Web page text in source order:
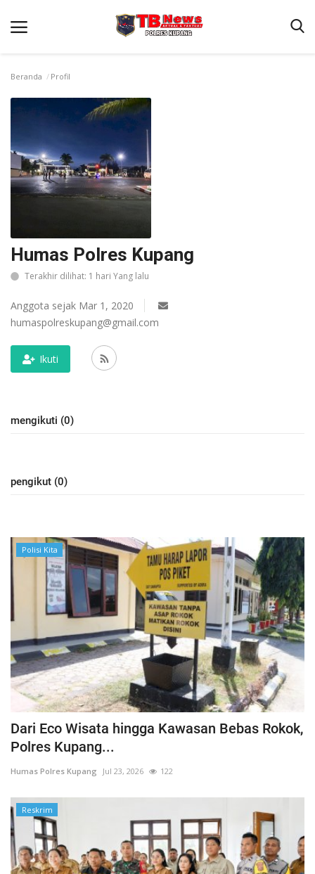
Beranda
Reskrim
Binkam
Lantas
Jurnal Kamtibmas
Beranda Profil
Humas Polres Kupang
Terakhir dilihat: 1 hari Yang lalu
Anggota sejak Mar 1, 2020
humaspolreskupang@gmail.com
Ikuti
mengikuti (0)
pengikut (0)
Polisi Kita
Dari Eco Wisata hingga Kawasan Bebas Rokok,
Polres Kupang...
Humas Polres Kupang Jul 23, 2026 122
Reskrim